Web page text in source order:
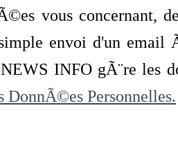
vous concernant,
envoi d'un
INFO gÃ¨re les
DonnÃ©es Personnelles.